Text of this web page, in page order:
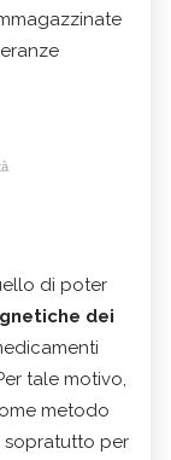
di poter
dei
tale motivo,
metodo
sopratutto per